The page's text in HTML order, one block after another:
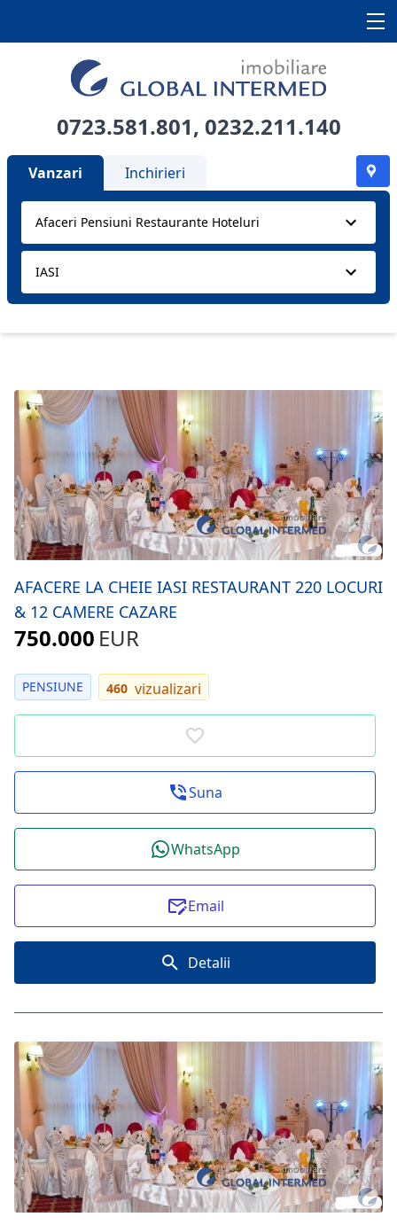
0723.581.801, 0232.211.140
Vanzari Inchirieri
Afaceri Pensiuni Restaurante Hoteluri
IASI
AFACERE LA CHEIE IASI RESTAURANT 220 LOCURI
& 12 CAMERE CAZARE
750.000 EUR
PENSIUNE vizualizari
460
Suna
WhatsApp
Email
Detalii